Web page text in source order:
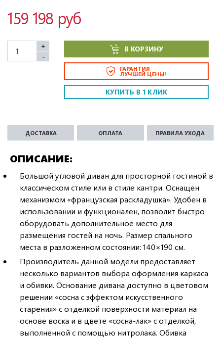
159 198 руб
+
-
В КОРЗИНУ
ГАРАНТИЯ
ЛУЧШЕЙ ЦЕНЫ!
КУПИТЬ В 1 КЛИК
ОПИСАНИЕ
ДОСТАВКА ОПЛАТА ПРАВИЛА УХОДА
Большой угловой диван для просторной гостиной в
классическом стиле или в стиле кантри. Оснащен
механизмом «французская раскладушка». Удобен в
использовании и функционален, позволит быстро
оборудовать дополнительное место для
размещения гостей на ночь. Размер спального
места в разложенном состоянии: 140×190 см.
Производитель данной модели предоставляет
несколько вариантов выбора оформления каркаса
и обивки. Основание дивана доступно в цветовом
решении «сосна с эффектом искусственного
старения» с отделкой поверхности материал на
основе воска и в цвете «сосна-лак» с отделкой,
выполненной с помощью нитролака. Обивка